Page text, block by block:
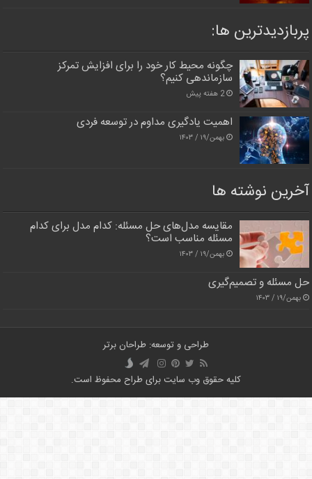
پربازدیدترین‌ ها:
چگونه محیط کار خود را برای افزایش تمرکز
سازماندهی کنیم؟
2 هفته پیش
اهمیت یادگیری مداوم در توسعه فردی
بهمن/۱۹ / ۱۴۰۳
آخرین نوشته ها
مقایسه مدل‌های حل مسئله: کدام مدل برای کدام
مسئله مناسب است؟
بهمن/۱۹ / ۱۴۰۳
حل مسئله و تصمیم‌گیری
بهمن/۱۹ / ۱۴۰۳
طراحی و توسعه: طراحان برتر
کلیه حقوق وب سایت برای طراح محفوظ است.